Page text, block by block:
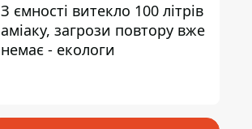
З ємності витекло 100 літрів
аміаку, загрози повтору вже
немає - екологи